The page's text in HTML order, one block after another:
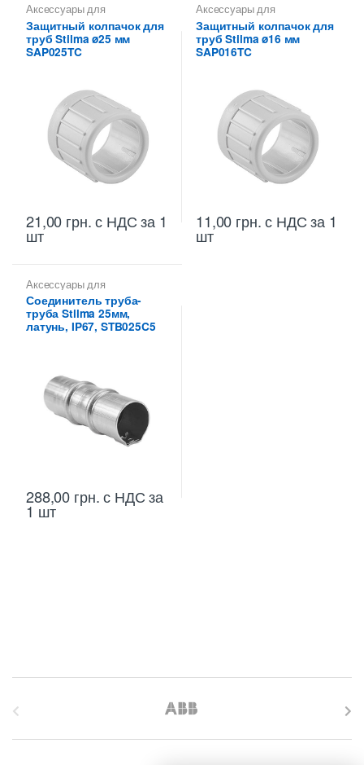
Аксессуары для
металлических труб
Концевые втулки для
металлических труб Stilma
Защитный колпачок для
труб Stilma ø25 мм
SAP025TC
21,00 грн.с НДС за 1
шт
Аксессуары для
металлических труб
Концевые втулки для
металлических труб Stilma
Защитный колпачок для
труб Stilma ø16 мм
SAP016TC
11,00 грн.с НДС за 1
шт
Аксессуары для
металлических труб ,
Соединители для
металлических труб Stilma
Соединитель труба-
труба Stilma 25мм,
латунь, IP67, STB025C5
288,00 грн.с НДС за
1 шт